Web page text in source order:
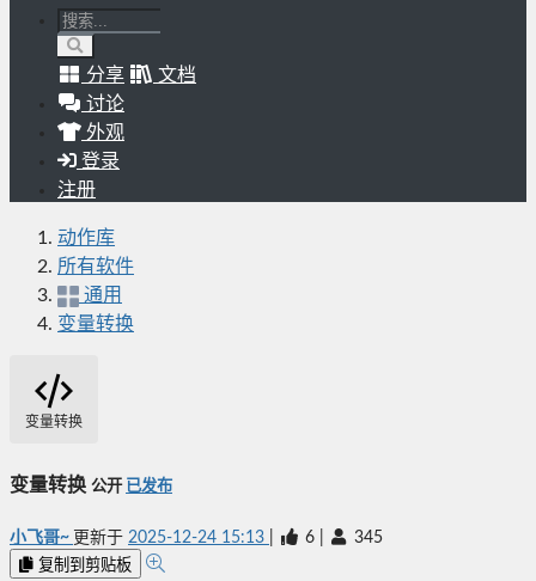
分享
文档
讨论
外观
登录
注册
动作库
所有软件
通用
变量转换
变量转换
变量转换 公开 已发布
小飞哥~ 更新于 2025-12-24 15:13 6 345
复制到剪贴板